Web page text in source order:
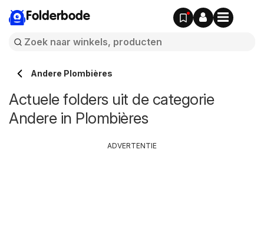
Folderbode
Andere Plombières
Actuele folders uit de categorie
Andere in Plombières
ADVERTENTIE